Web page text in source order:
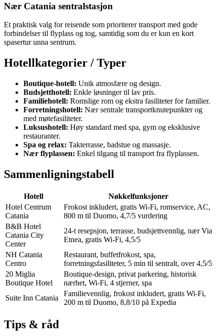
Nær Catania sentralstasjon
Et praktisk valg for reisende som prioriterer transport med gode
forbindelser til flyplass og tog, samtidig som du er kun en kort
spasertur unna sentrum.
Hotellkategorier / Typer
Boutique-hotell: Unik atmosfære og design.
Budsjetthotell: Enkle løsninger til lav pris.
Familiehotell: Romslige rom og ekstra fasiliteter for familier.
Forretningshotell: Nær sentrale transportknutepunkter og
med møtefasiliteter.
Luksushotell: Høy standard med spa, gym og eksklusive
restauranter.
Spa og relax: Takterrasse, badstue og massasje.
Nær flyplassen: Enkel tilgang til transport fra flyplassen.
Sammenligningstabell
Hotell
Nøkkelfunksjoner
Hotel Centrum
Catania
Frokost inkludert, gratis Wi-Fi, romservice, AC,
800 m til Duomo, 4,7/5 vurdering
B&B Hotel
Catania City
Center
24-t resepsjon, terrasse, budsjettvennlig, nær Via
Etnea, gratis Wi-Fi, 4,5/5
NH Catania
Centro
Restaurant, buffetfrokost, spa,
forretningsfasiliteter, 5 min til sentralt, over 4,5/5
20 Miglia
Boutique Hotel
Boutique-design, privat parkering, historisk
nærhet, Wi-Fi, 4 stjerner, spa
Suite Inn Catania
Familievennlig, frokost inkludert, gratis Wi-Fi,
200 m til Duomo, 8,8/10 på Expedia
Tips & råd